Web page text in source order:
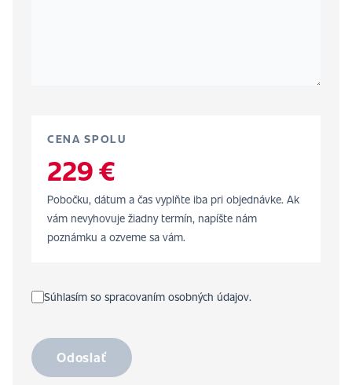
CENA SPOLU
229 €
Pobočku, dátum a čas vyplňte iba pri objednávke. Ak
vám nevyhovuje žiadny termín, napíšte nám
poznámku a ozveme sa vám.
Súhlasím so spracovaním osobných údajov.
Odoslať